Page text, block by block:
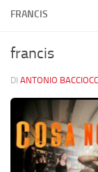
FRANCIS
francis
DI ANTONIO